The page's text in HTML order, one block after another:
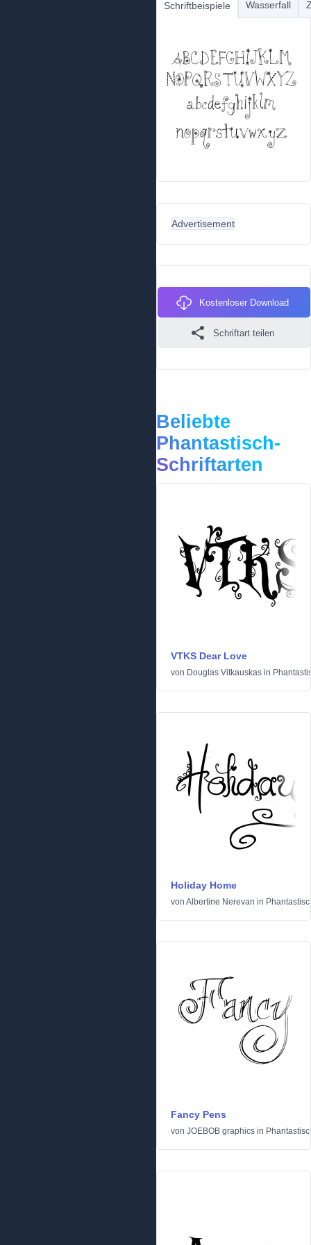
Schriftbeispiele Wasserfall
Advertisement
Kostenloser Download
Schriftart teilen
Beliebte
Phantastisch-
Schriftarten
VTKS Dear Love
von Douglas Vitkauskas in
Holiday Home
von Albertine Nerevan in
Fancy Pens
von JOEBOB graphics in